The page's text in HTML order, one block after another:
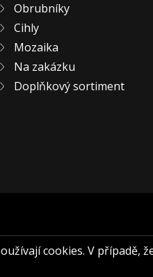
Obrubníky
Cihly
Mozaika
Na zakázku
Doplňkový sortiment
cookies. V případě,